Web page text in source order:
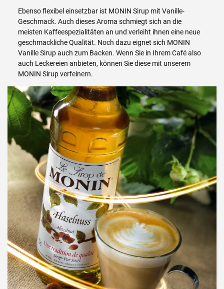
Ebenso flexibel einsetzbar ist MONIN Sirup mit Vanille-
Geschmack. Auch dieses Aroma schmiegt sich an die
meisten Kaffeespezialitäten an und verleiht ihnen eine neue
geschmackliche Qualität. Noch dazu eignet sich MONIN
Vanille Sirup auch zum Backen. Wenn Sie in Ihrem Café also
auch Leckereien anbieten, können Sie diese mit unserem
MONIN Sirup verfeinern.